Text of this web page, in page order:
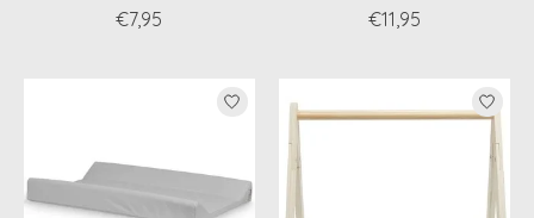
€7,95
€11,95